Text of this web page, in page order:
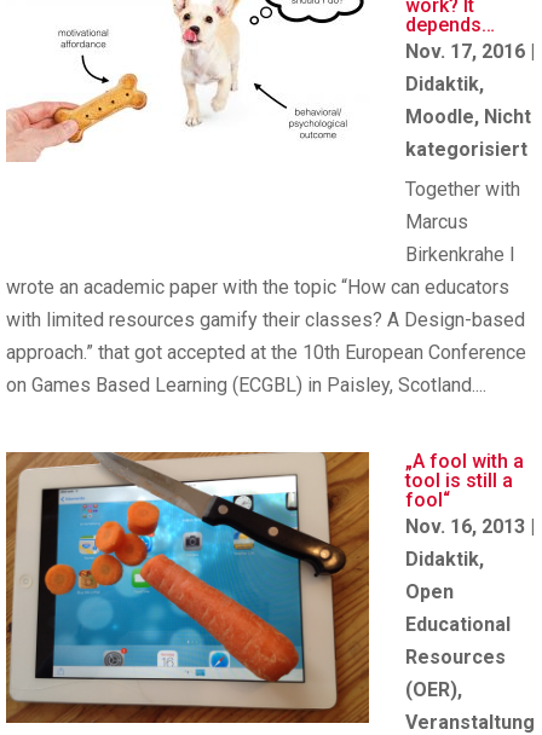
work? It
depends…
Nov. 17, 2016 |
Didaktik,
Moodle, Nicht
kategorisiert
Together with
Marcus
Birkenkrahe I
wrote an academic paper with the topic “How can educators
with limited resources gamify their classes? A Design-based
approach.” that got accepted at the 10th European Conference
on Games Based Learning (ECGBL) in Paisley, Scotland....
„A fool with a
tool is still a
fool“
Nov. 16, 2013 |
Didaktik,
Open
Educational
Resources
(OER),
Veranstaltung